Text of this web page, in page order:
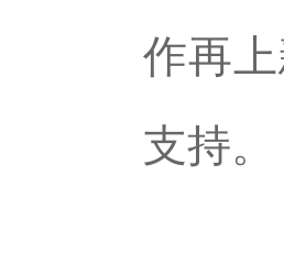
作再
支持。